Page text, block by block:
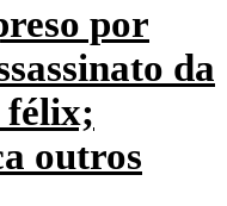
por
da
félix;
outros